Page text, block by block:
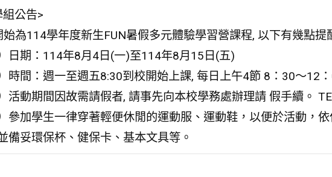
組公告>
為114學年度新生FUN暑假多元體驗學習營課程, 以下有幾點提
）日期：114年8月4日(一)至114年8月15日(五)
）時間：週一至週五8:30到校開始上課, 每日上午4節 8：30～12
）活動期間因故需請假者, 請事先向本校學務處辦理請 假手續。
）參加學生一律穿著輕便休閒的運動服、運動鞋，以便於活動，
備妥環保杯、健保卡、基本文具等。